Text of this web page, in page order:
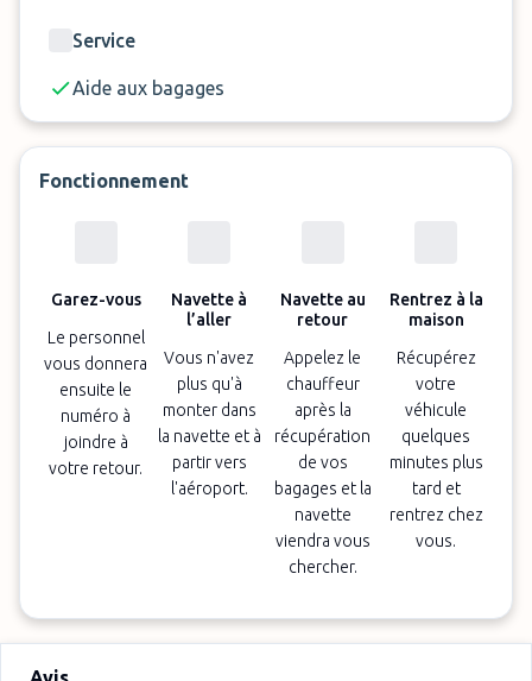
Pourquoi choisir Swiss Park & Fly Bülach :
Ouvert 7J/7 de 4h00 à 23h30
Profitez d’un transfert en navette à la demande
seulement 10 minutes
Important :
Le trajet en navette est gratuit pour 4
personnes. Supplément de 21,50 € (20 CHF) par
passager supplémentaire.
Service
Aide aux bagages
Fonctionnement
Garez-vous
Le personnel
vous donnera
ensuite le
numéro à
joindre à
votre retour.
Navette à
l’aller
Vous n'avez
plus qu'à
monter dans
la navette et à
partir vers
l'aéroport.
Navette au
retour
Appelez le
chauffeur
après la
récupération
de vos
bagages et la
navette
viendra vous
chercher.
Rentrez à la
maison
Récupérez
votre
véhicule
quelques
minutes plus
tard et
rentrez chez
vous.